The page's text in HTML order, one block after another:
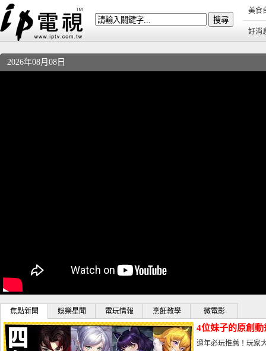
美食
好消
2026年08月08日
焦點新聞 娛樂星聞 電玩情報 烹飪教學 微電影
4位妹子的原創
曝光_電玩宅速配
過年必玩推薦！玩家